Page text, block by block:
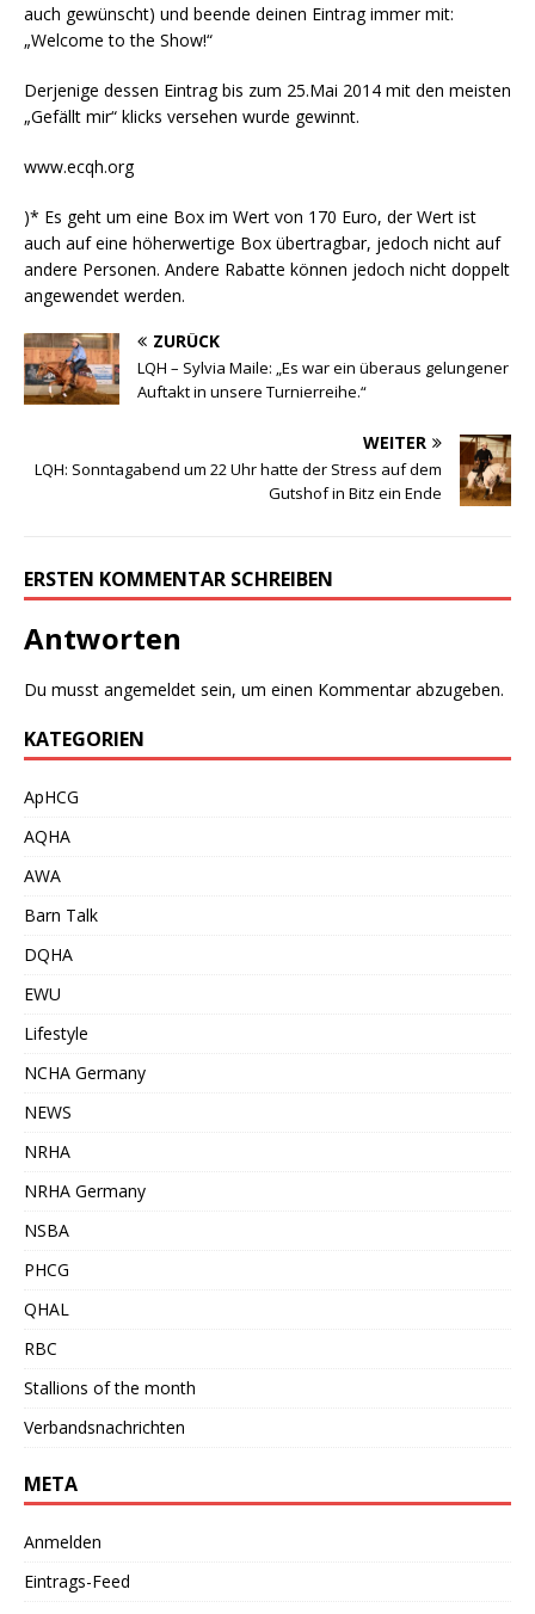
auch gewünscht) und beende deinen Eintrag immer mit:
„Welcome to the Show!“
Derjenige dessen Eintrag bis zum 25.Mai 2014 mit den meisten
„Gefällt mir“ klicks versehen wurde gewinnt.
www.ecqh.org
)* Es geht um eine Box im Wert von 170 Euro, der Wert ist
auch auf eine höherwertige Box übertragbar, jedoch nicht auf
andere Personen. Andere Rabatte können jedoch nicht doppelt
angewendet werden.
ZURÜCK
LQH – Sylvia Maile: „Es war ein überaus gelungener
Auftakt in unsere Turnierreihe.“
WEITER
LQH: Sonntagabend um 22 Uhr hatte der Stress auf dem
Gutshof in Bitz ein Ende
ERSTEN KOMMENTAR SCHREIBEN
Antworten
Du musst angemeldet sein, um einen Kommentar abzugeben.
KATEGORIEN
ApHCG
AQHA
AWA
Barn Talk
DQHA
EWU
Lifestyle
NCHA Germany
NEWS
NRHA
NRHA Germany
NSBA
PHCG
QHAL
RBC
Stallions of the month
Verbandsnachrichten
META
Anmelden
Eintrags-Feed